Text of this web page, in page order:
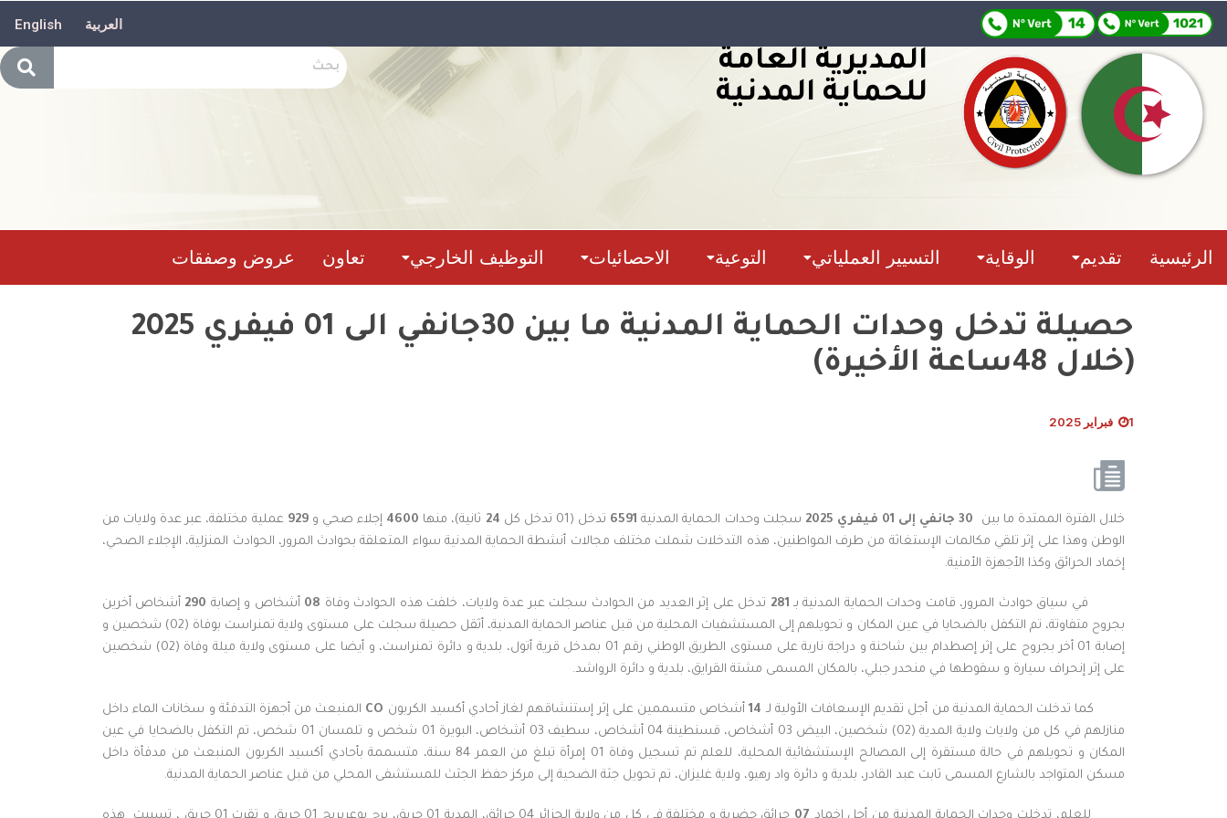
العربية English
المديرية العامة
للحماية المدنية
الرئيسية تقديم الوقاية التسيير العملياتي التوعية الاحصائيات التوظيف الخارجي تعاون عروض وصفقات
حصيلة تدخل وحدات الحماية المدنية ما بين 30جانفي الى 01 فيفري 2025
(خلال 48ساعة الأخيرة)
1 فبراير 2025
خلال الفترة الممتدة ما بين 30 جانفي إلى 01 فيفري 2025 سجلت وحدات الحماية المدنية 6591 تدخل (01 تدخل كل 24 ثانية)، منها 4600 إجلاء صحي و929 عملية مختلفة، عبر عدة ولايات من
الوطن وهذا على إثر تلقي مكالمات الإستغاثة من طرف المواطنين، هذه التدخلات شملت مختلف مجالات أنشطة الحماية المدنية سواء المتعلقة بحوادث المرور، الحوادث المنزلية، الإجلاء الصحي،
إخماد الحرائق وكذا الأجهزة الأمنية.
في سياق حوادث المرور، قامت وحدات الحماية المدنية بـ 281 تدخل على إثر العديد من الحوادث سجلت عبر عدة ولايات، خلفت هذه الحوادث وفاة 08 أشخاص و إصابة 290 أشخاص أخرين
بجروح متفاوتة، تم التكفل بالضحايا في عين المكان و تحويلهم إلى المستشفيات المحلية من قبل عناصر الحماية المدنية، أثقل حصيلة سجلت على مستوى ولاية تمنراست بوفاة (02) شخصين و
إصابة 01 أخر بجروح على إثر إصطدام بين شاحنة و دراجة نارية على مستوى الطريق الوطني رقم 01 بمدخل قرية أتول، بلدية و دائرة تمنراست، و أيضا على مستوى ولاية ميلة وفاة (02) شخصين
على إثر إنحراف سيارة و سقوطها في منحدر جبلي، بالمكان المسمى مشتة القرايق، بلدية و دائرة الرواشد.
كما تدخلت الحماية المدنية من أجل تقديم الإسعافات الأولية لـ 14 أشخاص متسممين على إثر إستنشاقهم لغاز أحادي أكسيد الكربون CO المنبعث من أجهزة التدفئة و سخانات الماء داخل
منازلهم في كل من ولايات ولاية المدية (02) شخصين، البيض 03 أشخاص، قسنطينة 04 أشخاص، سطيف 03 أشخاص، البويرة 01 شخص و تلمسان 01 شخص، تم التكفل بالضحايا في عين
المكان و تحويلهم في حالة مستقرة إلى المصالح الإستشفائية المحلية، للعلم تم تسجيل وفاة 01 إمرأة تبلغ من العمر 84 سنة، متسممة بأحادي أكسيد الكربون المنبعث من مدفأة داخل
مسكن المتواجد بالشارع المسمى ثابت عبد القادر، بلدية و دائرة واد رهيو، ولاية غليزان، تم تحويل جثة الضحية إلى مركز حفظ الجثث للمستشفى المحلي من قبل عناصر الحماية المدنية.